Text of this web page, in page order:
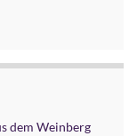
dem Weinberg